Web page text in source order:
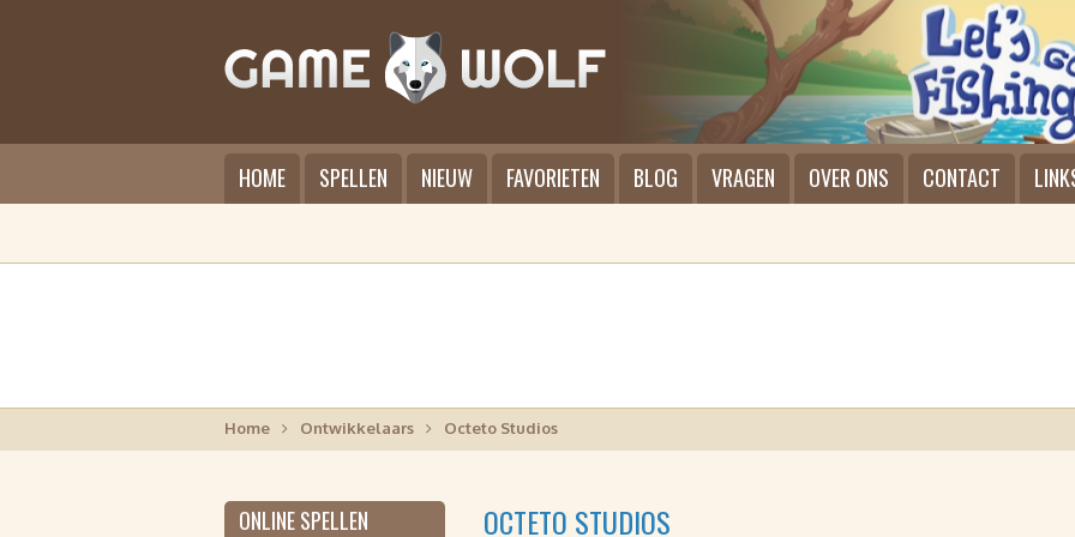
HOME SPELLEN NIEUW FAVORIETEN BLOG VRAGEN OVER ONS CONTACT
Home Ontwikkelaars Octeto Studios
ONLINE SPELLEN OCTETO STUDIOS